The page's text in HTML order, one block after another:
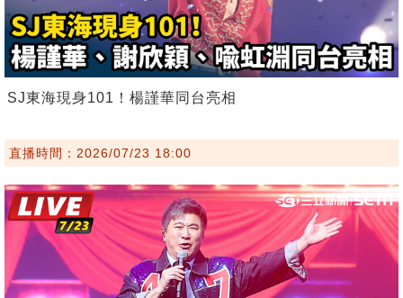
SJ東海現身101！楊謹華同台亮相
直播時間：2026/07/23 18:00